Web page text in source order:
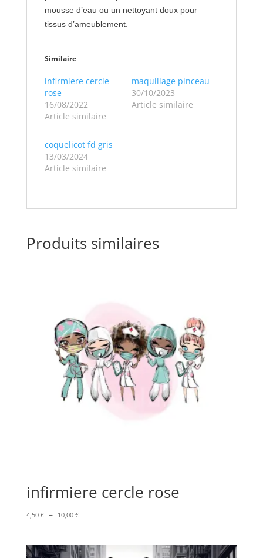
mousse d’eau ou un nettoyant doux pour
tissus d’ameublement.
Similaire
infirmiere cercle
rose
16/08/2022
Article similaire
maquillage pinceau
30/10/2023
Article similaire
coquelicot fd gris
13/03/2024
Article similaire
Produits similaires
infirmiere cercle rose
4,50 € – 10,00 €Plage
4,50 €